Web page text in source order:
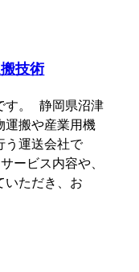
技術
す。 静岡県沼津
運搬や産業用機
う運送会社で
ービス内容や、
いただき、お